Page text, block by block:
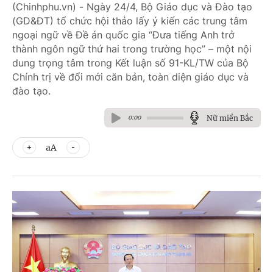
(Chinhphu.vn) - Ngày 24/4, Bộ Giáo dục và Đào tạo
(GD&ĐT) tổ chức hội thảo lấy ý kiến các trung tâm
ngoại ngữ về Đề án quốc gia “Đưa tiếng Anh trở
thành ngôn ngữ thứ hai trong trường học” – một nội
dung trọng tâm trong Kết luận số 91-KL/TW của Bộ
Chính trị về đổi mới căn bản, toàn diện giáo dục và
đào tạo.
0:00 Nữ miền Bắc
aA